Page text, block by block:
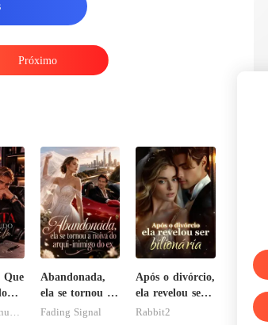
Próximo
Que
Abandonada,
ela se tornou a
noiva do arqui-
Fading Signal
Após o divórcio,
ela revelou ser
bilionária
Rabbit2